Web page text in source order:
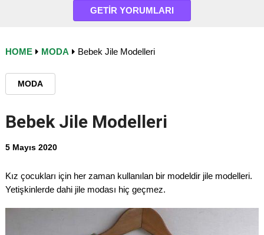
GETIR YORUMLARI
HOME MODA Bebek Jile Modelleri
MODA
Bebek Jile Modelleri
5 Mayıs 2020
Kız çocukları için her zaman kullanılan bir modeldir jile modelleri.
Yetişkinlerde dahi jile modası hiç geçmez.